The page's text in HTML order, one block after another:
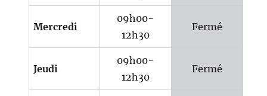
Mercredi
09h00-
12h30
Fermé
Jeudi
09h00-
12h30
Fermé